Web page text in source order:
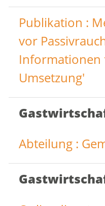
Publikation :
vor
Informationen
Umsetzung'
Abteilung :